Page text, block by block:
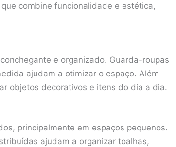
combine funcionalidade e estética,
e organizado. Guarda-roupas
ajudam a otimizar o espaço. Além
objetos decorativos e itens do dia a dia.
principalmente em espaços pequenos.
ajudam a organizar toalhas,